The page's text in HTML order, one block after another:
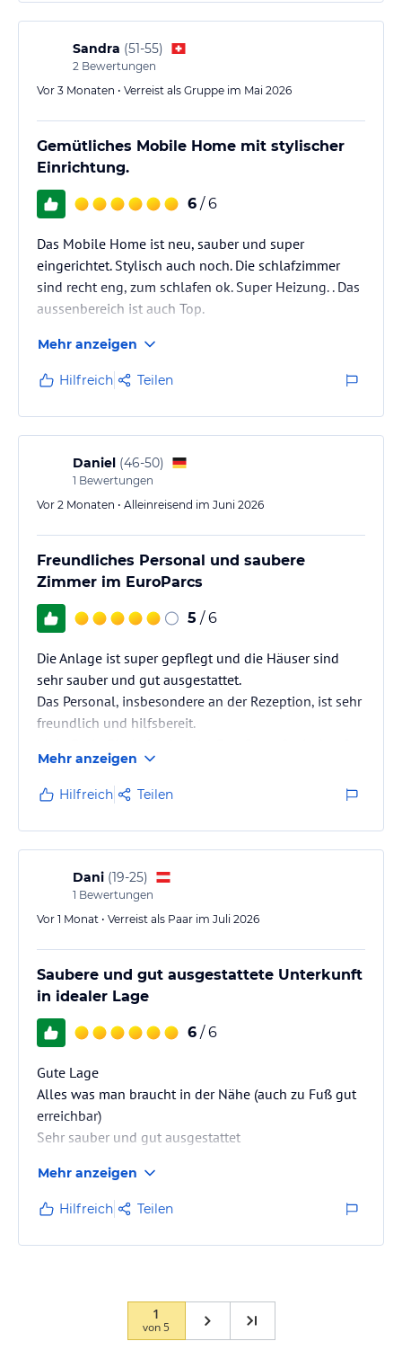
Sandra (51-55)
2 Bewertungen
Vor 3 Monaten • Verreist als Gruppe im Mai 2026
Gemütliches Mobile Home mit stylischer
Einrichtung.
6 / 6
Das Mobile Home ist neu, sauber und super
eingerichtet. Stylisch auch noch. Die schlafzimmer
sind recht eng, zum schlafen ok. Super Heizung. . Das
aussenbereich ist auch Top.
Mehr anzeigen
Hilfreich Teilen
Daniel (46-50)
1 Bewertungen
Vor 2 Monaten • Alleinreisend im Juni 2026
Freundliches Personal und saubere
Zimmer im EuroParcs
5 / 6
Die Anlage ist super gepflegt und die Häuser sind
sehr sauber und gut ausgestattet.
Das Personal, insbesondere an der Rezeption, ist sehr
freundlich und hilfsbereit.
ist sehr zu empfehlen! Ich komme gerne mal wieder.
Mehr anzeigen
Hilfreich Teilen
Dani (19-25)
1 Bewertungen
Vor 1 Monat • Verreist als Paar im Juli 2026
Saubere und gut ausgestattete Unterkunft
in idealer Lage
6 / 6
Gute Lage
Alles was man braucht in der Nähe (auch zu Fuß gut
erreichbar)
Sehr sauber und gut ausgestattet
Mehr anzeigen
Hilfreich Teilen
1
von5